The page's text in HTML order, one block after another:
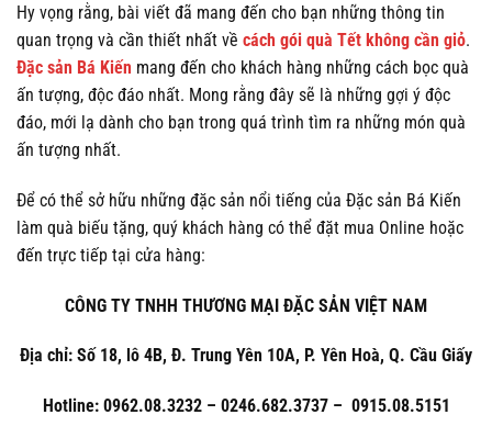
Hy vọng rằng, bài viết đã mang đến cho bạn những thông tin
quan trọng và cần thiết nhất về cách gói quà Tết không cần giỏ.
Đặc sản Bá Kiến mang đến cho khách hàng những cách bọc quà
ấn tượng, độc đáo nhất. Mong rằng đây sẽ là những gợi ý độc
đáo, mới lạ dành cho bạn trong quá trình tìm ra những món quà
ấn tượng nhất.
Để có thể sở hữu những đặc sản nổi tiếng của Đặc sản Bá Kiến
làm quà biếu tặng, quý khách hàng có thể đặt mua Online hoặc
đến trực tiếp tại cửa hàng:
CÔNG TY TNHH THƯƠNG MẠI ĐẶC SẢN VIỆT NAM
Địa chỉ: Số 18, lô 4B, Đ. Trung Yên 10A, P. Yên Hoà, Q. Cầu Giấy
Hotline: 0962.08.3232 – 0246.682.3737 – 0915.08.5151